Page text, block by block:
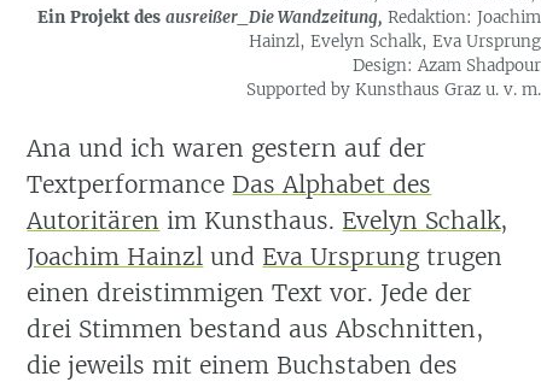
Ein Projekt des ausreißer_Die Wandzeitung, Redaktion: Joachim
Hainzl, Evelyn Schalk, Eva Ursprung
Design: Azam Shadpour
Supported by Kunsthaus Graz u. v. m.
Ana und ich waren gestern auf der
Textperformance Das Alphabet des
Autoritären im Kunsthaus. Evelyn Schalk,
Joachim Hainzl und Eva Ursprungtrugen
einen dreistimmigen Text vor. Jede der
drei Stimmen bestand aus Abschnitten,
die jeweils mit einem Buchstaben des